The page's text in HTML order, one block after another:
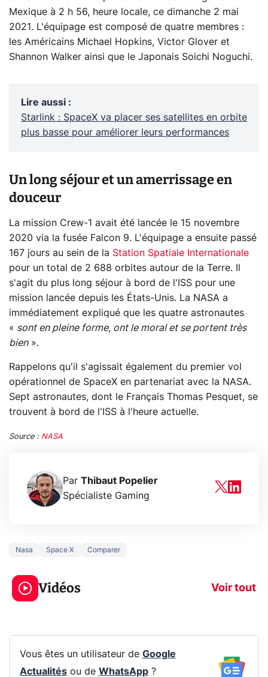
Mexique à 2 h 56, heure locale, ce dimanche 2 mai
2021. L'équipage est composé de quatre membres :
les Américains Michael Hopkins, Victor Glover et
Shannon Walker ainsi que le Japonais Soichi Noguchi.
Lire aussi :
Starlink : SpaceX va placer ses satellites en orbite
plus basse pour améliorer leurs performances
Un long séjour et un amerrissage en
douceur
La mission Crew-1 avait été lancée le 15 novembre
2020 via la fusée Falcon 9. L'équipage a ensuite passé
167 jours au sein de la Station Spatiale Internationale
pour un total de 2 688 orbites autour de la Terre. Il
s'agit du plus long séjour à bord de l'ISS pour une
mission lancée depuis les États-Unis. La NASA a
immédiatement expliqué que les quatre astronautes
« sont en pleine forme, ont le moral et se portent très
bien».
Rappelons qu'il s'agissait également du premier vol
opérationnel de SpaceX en partenariat avec la NASA.
Sept astronautes, dont le Français Thomas Pesquet, se
trouvent à bord de l'ISS à l'heure actuelle.
Source : NASA
Par Thibaut Popelier
Spécialiste Gaming
Nasa Space X Comparer
Vidéos Voir tout
5 générations de
jeux dans la
prochaine Xbox !
navigation
Vous êtes un utilisateur de Google
Actualitésou de WhatsApp?